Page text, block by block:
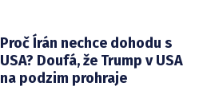
Proč Írán nechce dohodu s
USA? Doufá, že Trump v USA
na podzim prohraje